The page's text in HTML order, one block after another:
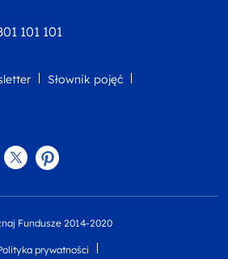
101 101
Słownik pojęć
twitterPinterest
Fundusze 2014-2020
prywatności